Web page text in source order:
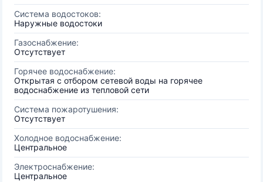
Система водостоков:
Наружные водостоки
Газоснабжение:
Отсутствует
Горячее водоснабжение:
Открытая с отбором сетевой воды на горячее
водоснабжение из тепловой сети
Система пожаротушения:
Отсутствует
Холодное водоснабжение:
Центральное
Электроснабжение:
Центральное